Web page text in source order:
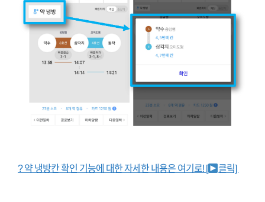
? 약 냉방칸 확인 기능에 대한 자세한 내용은 여기로! [ 클릭]